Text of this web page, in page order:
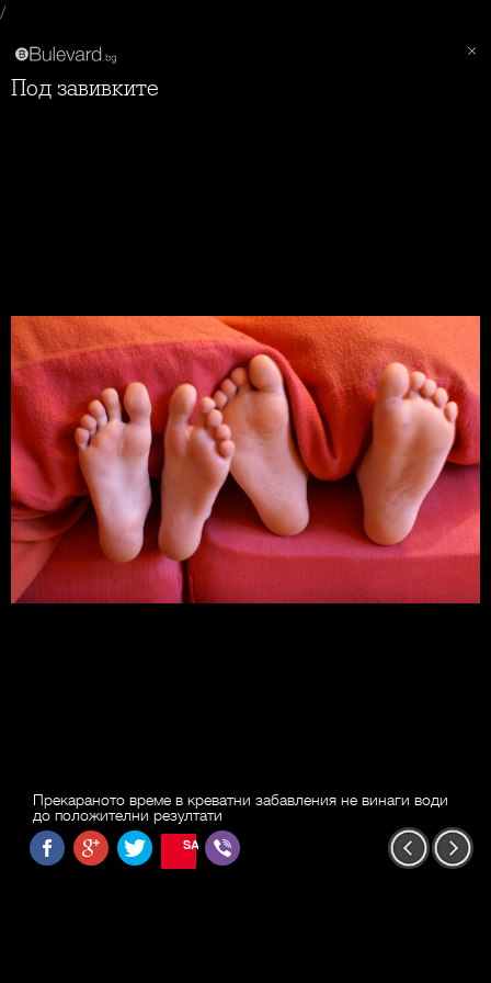
/
Под завивките
Прекараното време в креватни забавления не винаги води
до положителни резултати
SAVE